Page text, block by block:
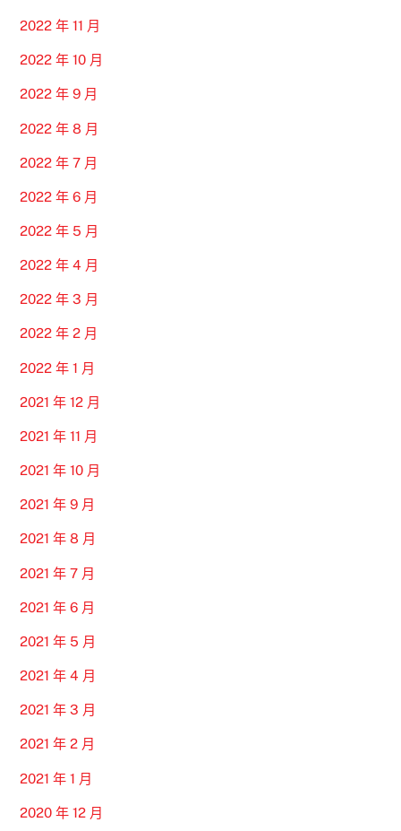
2022 年 11 月
2022 年 10 月
2022 年 9 月
2022 年 8 月
2022 年 7 月
2022 年 6 月
2022 年 5 月
2022 年 4 月
2022 年 3 月
2022 年 2 月
2022 年 1 月
2021 年 12 月
2021 年 11 月
2021 年 10 月
2021 年 9 月
2021 年 8 月
2021 年 7 月
2021 年 6 月
2021 年 5 月
2021 年 4 月
2021 年 3 月
2021 年 2 月
2021 年 1 月
2020 年 12 月